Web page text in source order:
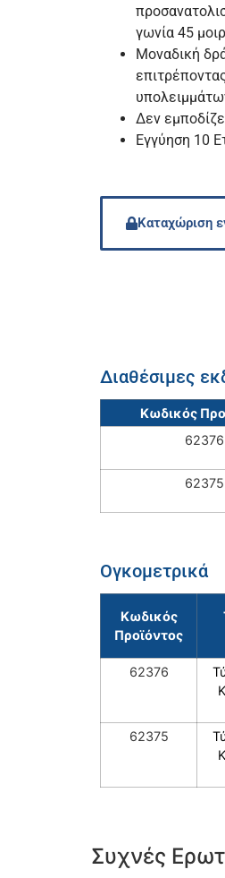
γωνία 45
Μοναδική
Δεν
Εγγύηση 10
Καταχώριση
Διαθέσιμες
Κωδικός
62376
62375
Ογκομετρικά
Κωδικός
Προϊόντος
62376
62375
Συχνές